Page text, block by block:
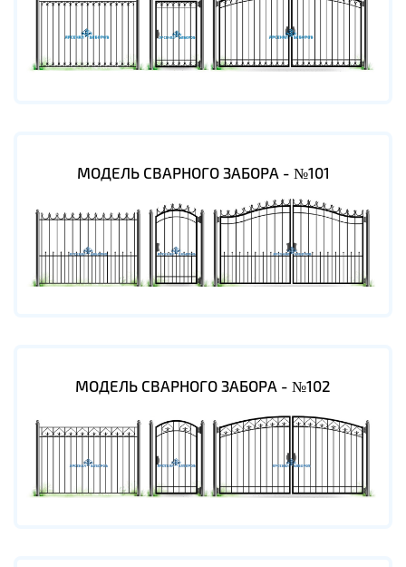
МОДЕЛЬ СВАРНОГО ЗАБОРА - №101
МОДЕЛЬ СВАРНОГО ЗАБОРА - №102